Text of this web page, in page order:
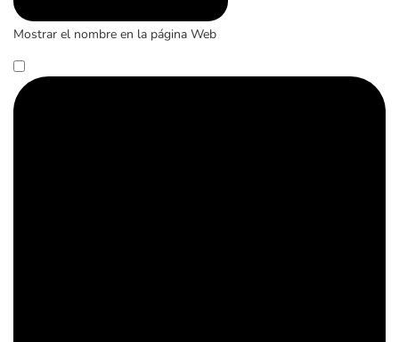
Mostrar el nombre en la página Web